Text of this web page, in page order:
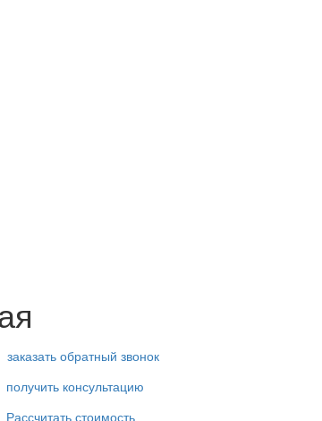
заказать обратный звонок
получить консультацию
Рассчитать стоимость